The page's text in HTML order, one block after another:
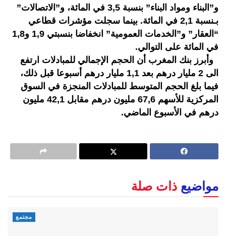
و”البناء ومواد البناء” بنسبة 3,5 في المائة، و”الاتصالات”
بـنسبة 2,1 في المائة. بينما سجلت مؤشرات قطاعي
“العقار” و”الخدمات العمومية” انخفاضا بنسبتي 1,9 و1,8
في المائة على التوالي.
وأبرز بنك المغرب أن الحجم الإجمالي للمبادلات ارتفع
الى 2 مليار درهم بعد 1,1 مليار درهم أسبوعا قبل ذلك،
فيما بلغ الحجم المتوسط للمبادلات المنجزة في السوق
المركزية للأسهم 67,6 مليون درهم مقابل 42,1 مليون
درهم في الأسبوع الماضي.
مواضيع ذات صلة
مجتمع